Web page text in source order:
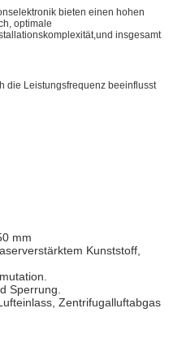
bieten einen hohen
optimale
insgesamt
die Leistungsfrequenz beeinflusst
mm
Kunststoff,
Sperrung.
Zentrifugalluftabgas